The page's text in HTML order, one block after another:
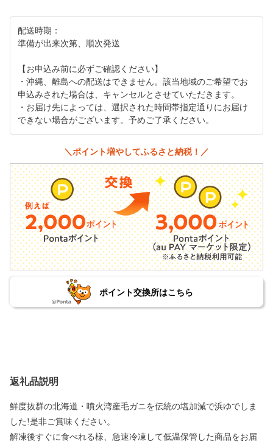
配送時期：
準備が出来次第、順次発送
【お申込み前に必ずご確認ください】
・沖縄、離島への配送はできません。該当地域のご希望でお
申込みされた場合は、キャンセルとさせていただきます。
・お届け先によっては、選択された時間帯指定通りにお届け
できない場合がございます。予めご了承ください。
＼ポイント増やしてふるさと納税！／
ポイント交換所はこちら
返礼品説明
鮮度抜群の北海道・噴火湾産毛ガニを伝統の塩加減で浜ゆでしま
した!是非ご賞味ください。
解凍後すぐに食べれる様、急速冷凍して低温保管した商品をお届